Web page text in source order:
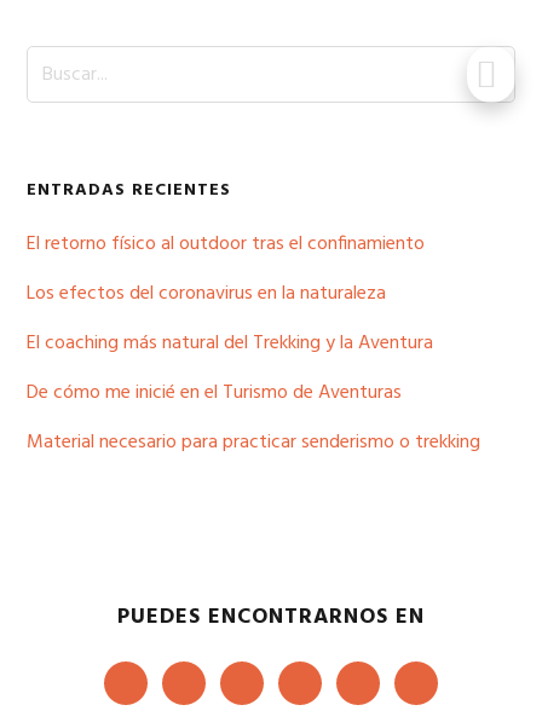
Buscar...
ENTRADAS RECIENTES
El retorno físico al outdoor tras el confinamiento
Los efectos del coronavirus en la naturaleza
El coaching más natural del Trekking y la Aventura
De cómo me inicié en el Turismo de Aventuras
Material necesario para practicar senderismo o trekking
PUEDES ENCONTRARNOS EN